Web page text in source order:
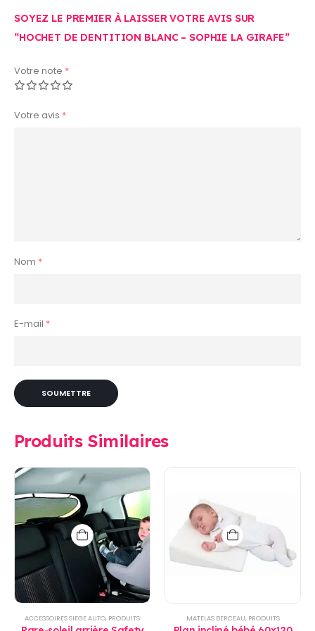
SOYEZ LE PREMIER À LAISSER VOTRE AVIS SUR
“HOCHET DE DENTITION BLANC – SOPHIE LA GIRAFE”
Votre note *
Votre avis *
Nom *
E-mail *
Produits Similaires
ACCESSOIRES SIEGE AUTO, PRODUITS MATELAS BERCEAU, PRODUITS